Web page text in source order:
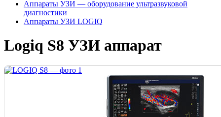
Аппараты УЗИ — оборудование ультразвуковой
диагностики
Аппараты УЗИ LOGIQ
Logiq S8 УЗИ аппарат